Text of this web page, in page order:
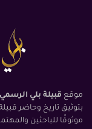
موقع قبيلة بلي الرسمي
بتوثيق تاريخ وحاضر
موثوقًا للباحثين